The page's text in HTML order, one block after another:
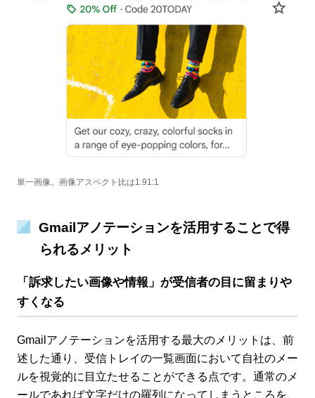
単一画像。画像アスペクト比は1.91:1
Gmailアノテーションを活用することで得
られるメリット
「訴求したい画像や情報」が受信者の目に留まりや
すくなる
Gmailアノテーションを活用する最大のメリットは、前
述した通り、受信トレイの一覧画面において自社のメー
ルを視覚的に目立たせることができる点です。通常のメ
ールであれば文字だけの羅列になってしまうところを、